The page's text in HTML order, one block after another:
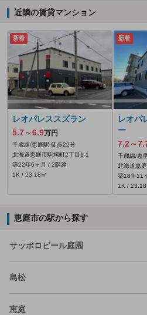
近隣の賃貸マンション
新着
レオパレススズラン
5.7～6.9万円
千歳線/恵庭駅 徒歩22分
北海道恵庭市駒場町2丁目1-1
築22年6ヶ月 / 2階建
1K / 23.18㎡
新着
レオパ
ー
7.2～
千歳線/恵
北海道恵
築18年11
1K / 23.18
恵庭市の駅から探す
サッポロビール庭園
島松
恵庭